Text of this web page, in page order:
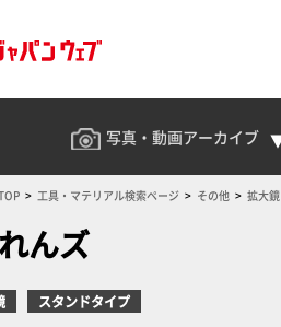
写真・動画アーカイブ
工具・マテリアル検索ページ その他 拡大鏡
んズ
スタンドタイプ